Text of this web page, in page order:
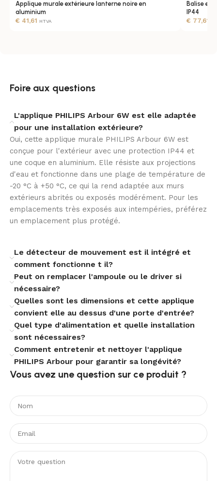
traditionnelles. Alimentée en 220‑240 V et pensée pour
un usage immédiat sans intervention fréquente,
atmosphère accueillante pour vos invités. Avec 600 lm,
l’éclairage apporte suffisamment de clarté pour
circuler en sécurité tout en conservant une
consommation maîtrisée. Idéale pour allées, terrasses
et porches, elle sublime les volumes extérieurs.
Confiance et garanties
Signée Philips myGarden, l’applique s’accompagne
d’une garantie de trois ans et de certifications
longévité estimée à 25 000 heures et les normes
respectées apportent une tranquillité d’esprit pour
votre installation extérieure et facilite l’entretien
courant.
Applique murale extérieure lanterne noire en
aluminium
€ 41,61 HTVA
Balise
IP44
€ 77,61
Foire aux questions
L'applique PHILIPS Arbour 6W est elle adaptée
pour une installation extérieure?
Oui, cette applique murale PHILIPS Arbour 6W est
conçue pour l'extérieur avec une protection IP44 et
une coque en aluminium. Elle résiste aux projections
d'eau et fonctionne dans une plage de température de
-20 °C à +50 °C, ce qui la rend adaptée aux murs
extérieurs abrités ou exposés modérément. Pour les
emplacements très exposés aux intempéries, préférez
un emplacement plus protégé.
Le détecteur de mouvement est il intégré et
comment fonctionne t il?
Peut on remplacer l'ampoule ou le driver si
nécessaire?
Quelles sont les dimensions et cette applique
convient elle au dessus d'une porte d'entrée?
Quel type d'alimentation et quelle installation
sont nécessaires?
Comment entretenir et nettoyer l'applique
PHILIPS Arbour pour garantir sa longévité?
Vous avez une question sur ce produit ?​